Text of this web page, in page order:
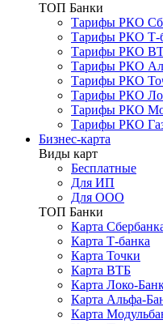
ТОП Банки
Тарифы РКО
Тарифы РКО Т-
Тарифы РКО
Тарифы РКО
Тарифы РКО
Тарифы РКО
Тарифы РКО
Тарифы РКО
Бизнес-карта
Виды карт
Бесплатные
Для ИП
Для ООО
ТОП Банки
Карта
Карта Т-банка
Карта Точки
Карта ВТБ
Карта Локо-
Карта Альфа-
Карта